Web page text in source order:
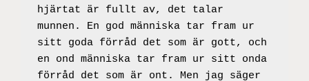
hjärtat är fullt av, det talar
munnen. En god människa tar fram ur
sitt goda förråd det som är gott, och
en ond människa tar fram ur sitt onda
förråd det som är ont. Men jag säger